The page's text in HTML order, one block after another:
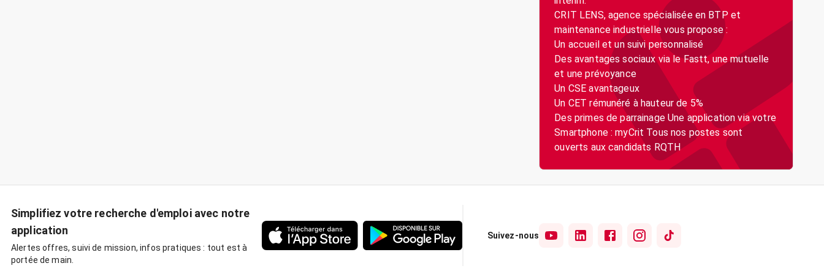
CRIT LENS, agence spécialisée en BTP et
maintenance industrielle vous propose :
Un accueil et un suivi personnalisé
Des avantages sociaux via le Fastt, une mutuelle
et une prévoyance
Un CSE avantageux
Un CET rémunéré à hauteur de 5%
Des primes de parrainage Une application via votre
Smartphone : myCrit Tous nos postes sont
ouverts aux candidats RQTH
Simplifiez votre recherche d'emploi avec notre
application
Alertes offres, suivi de mission, infos pratiques : tout est à
portée de main.
Suivez-nous